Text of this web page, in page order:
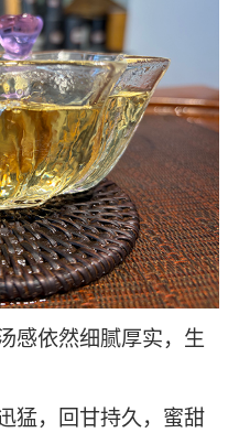
感依然细腻厚实，生
猛，回甘持久，蜜甜